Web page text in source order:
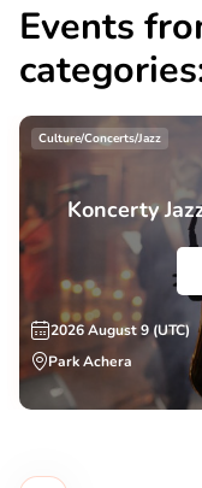
Events
Culture/Concerts/Jazz
Koncerty
2026 August 9 (UTC)
Park Achera